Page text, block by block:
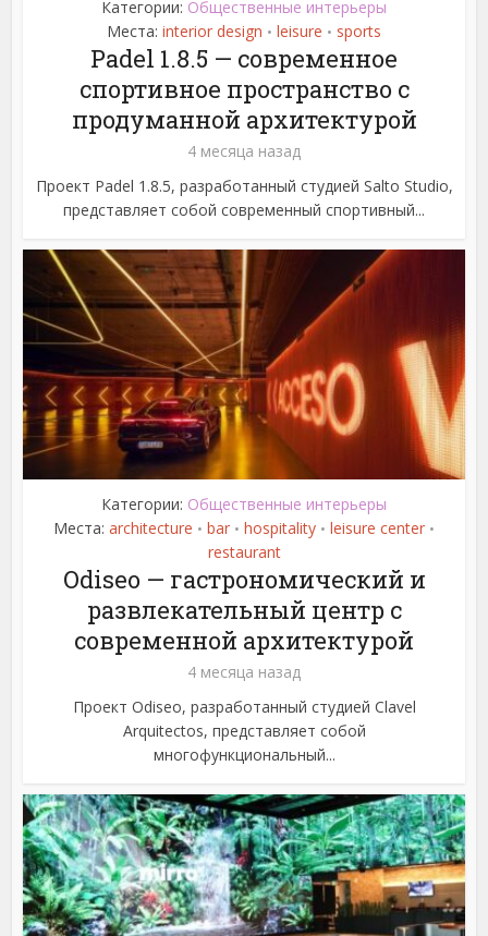
Категории: Общественные интерьеры
Места: interior design • leisure • sports
Padel 1.8.5 — современное
спортивное пространство с
продуманной архитектурой
4 месяца назад
Проект Padel 1.8.5, разработанный студией Salto Studio,
представляет собой современный спортивный...
Категории: Общественные интерьеры
Места: architecture • bar • hospitality • leisure center •
restaurant
Odiseo — гастрономический и
развлекательный центр с
современной архитектурой
4 месяца назад
Проект Odiseo, разработанный студией Clavel
Arquitectos, представляет собой
многофункциональный...